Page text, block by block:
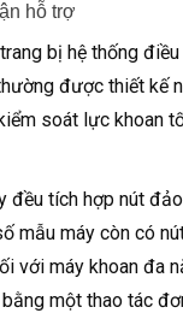
hỗ trợ
bị hệ thống
được thiết
soát lực khoan
đều tích hợp nút
mẫu máy còn có
với máy khoan đa
một thao tác